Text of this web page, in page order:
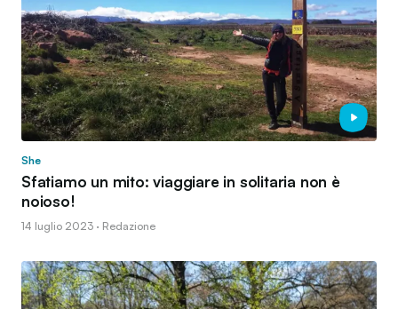
She
Sfatiamo un mito: viaggiare in solitaria non è
noioso!
14 luglio 2023 · Redazione